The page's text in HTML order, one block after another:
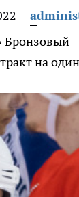
Бронзовый
на один